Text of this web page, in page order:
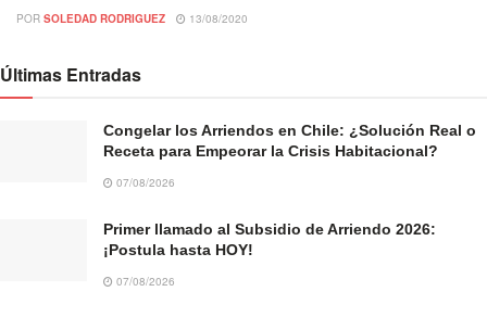
POR SOLEDAD RODRIGUEZ 13/08/2020
Últimas Entradas
Congelar los Arriendos en Chile: ¿Solución Real o
Receta para Empeorar la Crisis Habitacional?
07/08/2026
Primer llamado al Subsidio de Arriendo 2026:
¡Postula hasta HOY!
07/08/2026